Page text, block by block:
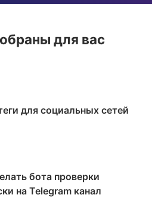
для вас
для социальных сетей
бота проверки
на Telegram канал